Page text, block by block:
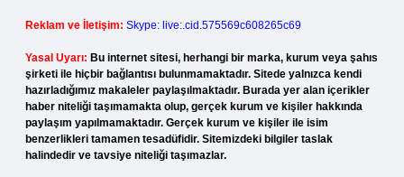
Reklam ve İletişim: Skype: live:.cid.575569c608265c69
Yasal Uyarı: Bu internet sitesi, herhangi bir marka, kurum veya şahıs
şirketi ile hiçbir bağlantısı bulunmamaktadır. Sitede yalnızca kendi
hazırladığımız makaleler paylaşılmaktadır. Burada yer alan içerikler
haber niteliği taşımamakta olup, gerçek kurum ve kişiler hakkında
paylaşım yapılmamaktadır. Gerçek kurum ve kişiler ile isim
benzerlikleri tamamen tesadüfidir. Sitemizdeki bilgiler taslak
halindedir ve tavsiye niteliği taşımazlar.